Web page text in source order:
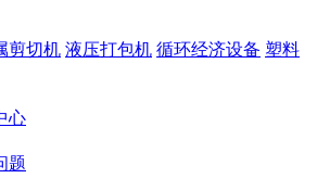
剪切机 液压打包机 循环经济设备 塑料
心
题